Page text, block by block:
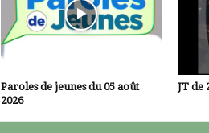
Paroles de jeunes du 05 août
2026
JT de